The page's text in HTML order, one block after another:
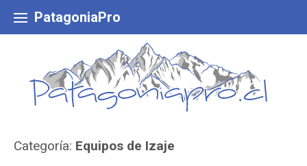
content
PatagoniaPro
Categoría: Equipos de Izaje